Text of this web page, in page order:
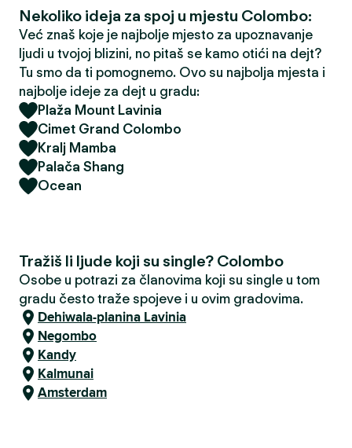
Nekoliko ideja za spoj u mjestu Colombo:
Već znaš koje je najbolje mjesto za upoznavanje
ljudi u tvojoj blizini, no pitaš se kamo otići na dejt?
Tu smo da ti pomognemo. Ovo su najbolja mjesta i
najbolje ideje za dejt u gradu:
Plaža Mount Lavinia
Cimet Grand Colombo
Kralj Mamba
Palača Shang
Ocean
Tražiš li ljude koji su single? Colombo
Osobe u potrazi za članovima koji su single u tom
gradu često traže spojeve i u ovim gradovima.
Dehiwala-planina Lavinia
Negombo
Kandy
Kalmunai
Amsterdam